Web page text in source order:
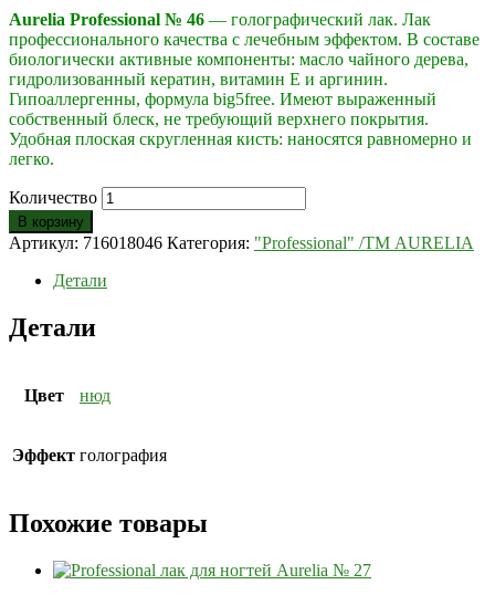
Aurelia Professional № 46 — голографический лак. Лак
профессионального качества с лечебным эффектом. В составе
биологически активные компоненты: масло чайного дерева,
гидролизованный кератин, витамин Е и аргинин.
Гипоаллергенны, формула big5free. Имеют выраженный
собственный блеск, не требующий верхнего покрытия.
Удобная плоская скругленная кисть: наносятся равномерно и
легко.
Количество
В корзину
Артикул: 716018046 Категория: "Professional" /ТМ AURELIA
Детали
Детали
Цвет нюд
Эффект голография
Похожие товары